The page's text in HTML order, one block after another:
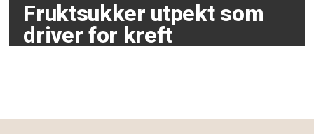
Fruktsukker utpekt som
driver for kreft